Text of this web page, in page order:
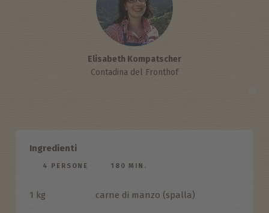
Elisabeth Kompatscher
Contadina del Fronthof
Ingredienti
4 PERSONE 180 MIN.
1 kg carne di manzo (spalla)